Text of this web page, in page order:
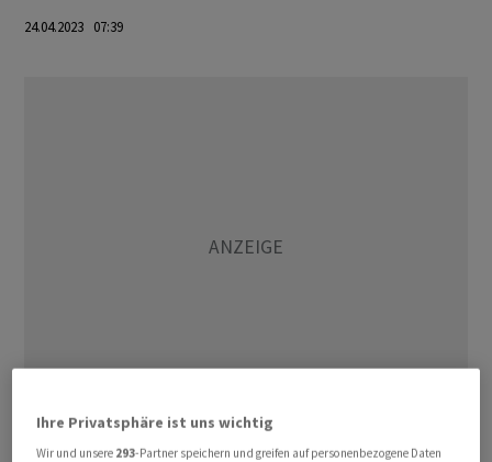
24.04.2023 07:39
Zum Wochenstart richten sich die Blicke an den
Ihre Privatsphäre ist uns wichtig
Wir und unsere 293-Partner speichern und greifen auf personenbezogene Daten